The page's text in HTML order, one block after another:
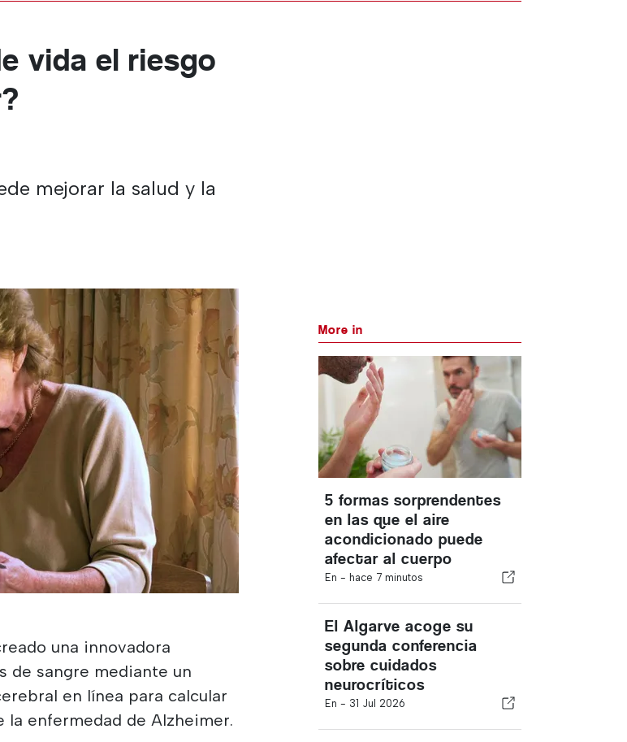
vida el riesgo
mejorar la salud y la
una innovadora
de sangre mediante un
en línea para calcular
la enfermedad de Alzheimer.
More in
5 formas sorprendentes
en las que el aire
acondicionado puede
afectar al cuerpo
En - hace 7 minutos
El Algarve acoge su
segunda conferencia
sobre cuidados
neurocríticos
En - 31 Jul 2026